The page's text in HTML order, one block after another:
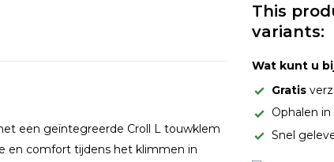
een geïntegreerde Croll L touwklem
en comfort tijdens het klimmen in
This
variants:
Wat kunt u
Gratis
Ophalen
Snel